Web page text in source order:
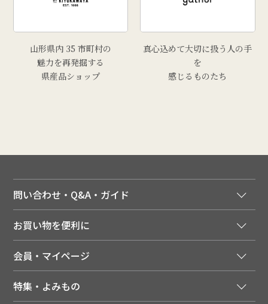
山形県内 35 市町村の
魅力を再発掘する
県産品ショップ
真心込めて大切に扱う人の手
を
感じるものたち
問い合わせ・Q&A・ガイド
ご利用ガイド
領収書について
送料について
お買い物を便利に
季節のカタログを無料でお届け
店舗・ECポイント共通アプリ
会員・マイページ
会員特典について
特集・よみもの